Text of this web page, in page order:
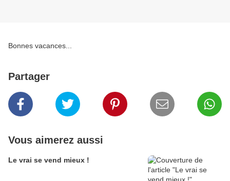
Bonnes vacances...
Partager
Vous aimerez aussi
Le vrai se vend mieux !